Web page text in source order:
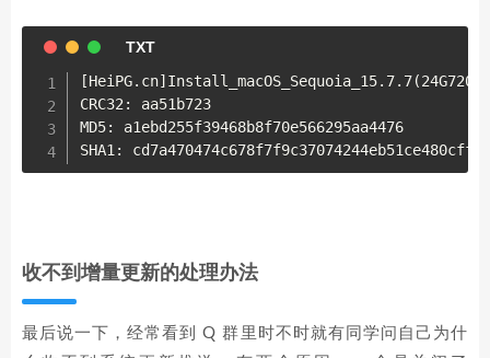
CRC32: aa51b723
MD5: a1ebd255f39468b8f70e566295aa4476
SHA1: cd7a470474c678f7f9c37074244eb51ce480cfff
收不到增量更新的处理办法
最后说一下，经常看到 Q 群里时不时就有同学问自己为什